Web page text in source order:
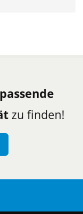
passende
zu finden!